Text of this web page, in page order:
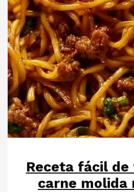
Receta fácil de
carne molida